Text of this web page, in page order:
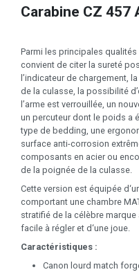
Carabine CZ 457
Parmi les principales qualités
convient de citer la sureté
l’indicateur de chargement,
de la culasse, la possibilité
l’arme est verrouillée, un
un percuteur dont le poids a
type de bedding, une
surface anti-corrosion
composants en acier ou
de la poignée de la culasse.
Cette version est équipée
comportant une chambre
stratifié de la célèbre
facile à régler et d‘une joue.
Caractéristiques :
Canon lourd match